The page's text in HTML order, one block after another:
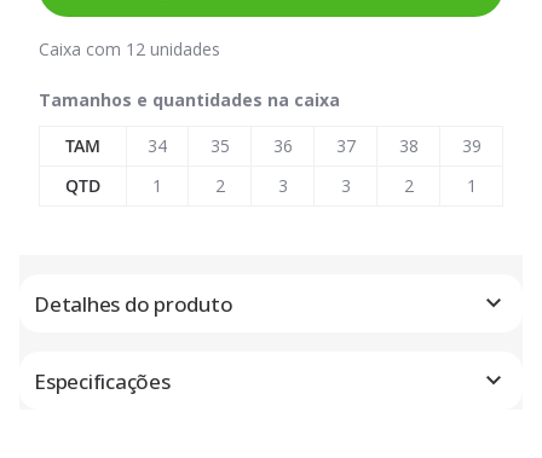
Caixa com 12 unidades
Tamanhos e quantidades na caixa
TAM
34 35 36 37 38
39
QTD
1 2 3 3 2 1
Detalhes do produto
Especificações